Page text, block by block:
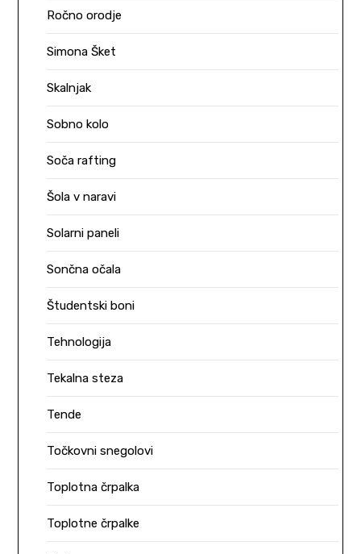
Ročno orodje
Simona Šket
Skalnjak
Sobno kolo
Soča rafting
Šola v naravi
Solarni paneli
Sončna očala
Študentski boni
Tehnologija
Tekalna steza
Tende
Točkovni snegolovi
Toplotna črpalka
Toplotne črpalke